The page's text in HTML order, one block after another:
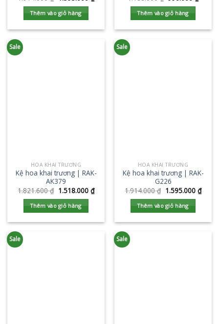
Thêm vào giỏ hàng Thêm vào giỏ hàng
Sale
HOA KHAI TRƯƠNG
Kệ hoa khai trương | RAK-
AK379
1.821.600₫ 1.518.000 ₫
Thêm vào giỏ hàng
Sale
HOA KHAI TRƯƠNG
Kệ hoa khai trương | RAK-
G226
1.914.000₫ 1.595.000 ₫
Thêm vào giỏ hàng
Sale Sale